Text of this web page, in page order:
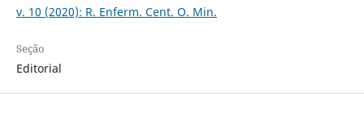
v. 10 (2020): R. Enferm. Cent. O. Min.
Seção
Editorial